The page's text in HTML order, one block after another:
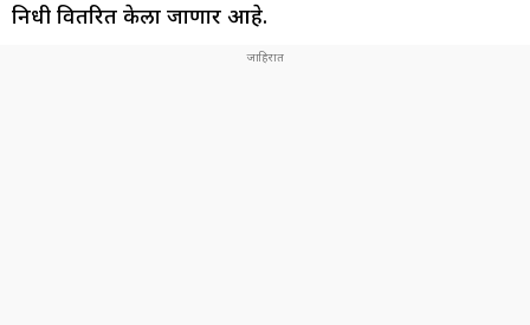
निधी वितरित केला जाणार आहे.